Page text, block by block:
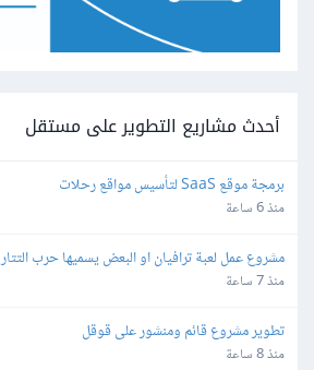
أحدث مشاريع التطوير على مستقل
برمجة موقع SaaS لتأسيس مواقع رحلات
منذ 6 ساعة
مشروع عمل لعبة ترافيان او البعض يسميها حرب التتار
منذ 7 ساعة
تطوير مشروع قائم ومنشور على قوقل
منذ 8 ساعة